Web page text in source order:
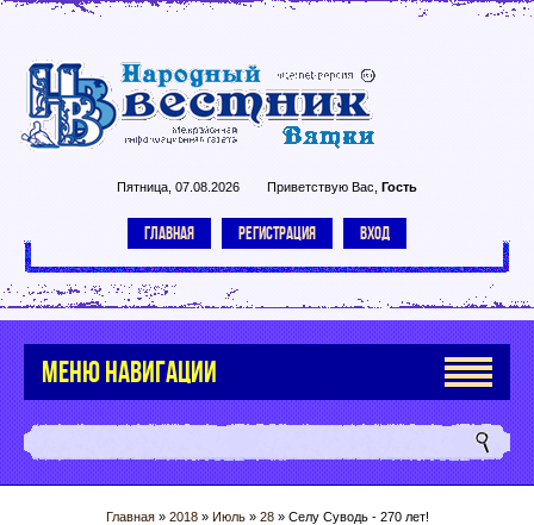
Пятница, 07.08.2026 Приветствую Вас Гость
ГЛАВНАЯ РЕГИСТРАЦИЯ ВХОД
МЕНЮ НАВИГАЦИИ
Главная» 2018 » Июль » 28» Селу Суводь - 270 лет!